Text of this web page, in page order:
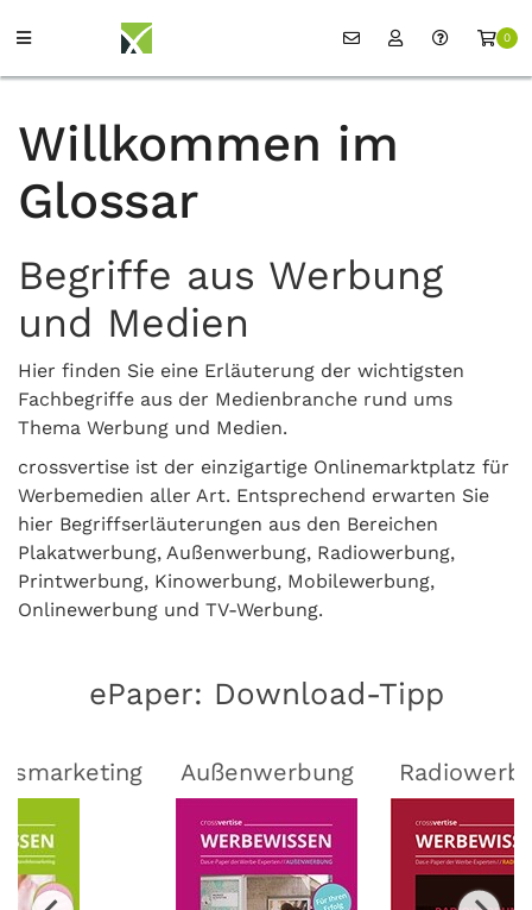
0
Willkommen im
Glossar
Begriffe aus Werbung
und Medien
Hier finden Sie eine Erläuterung der wichtigsten
Fachbegriffe aus der Medienbranche rund ums
Thema Werbung und Medien.
crossvertise ist der einzigartige Onlinemarktplatz für
Werbemedien aller Art. Entsprechend erwarten Sie
hier Begriffserläuterungen aus den Bereichen
Plakatwerbung, Außenwerbung, Radiowerbung,
Printwerbung, Kinowerbung, Mobilewerbung,
Onlinewerbung und TV-Werbung.
ePaper: Download-Tipp
Außenwerbung